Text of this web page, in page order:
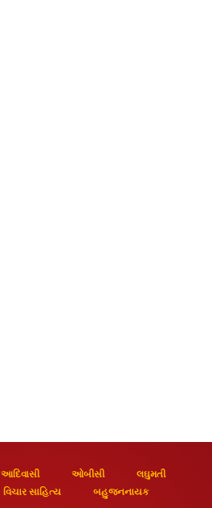
આદિવાસી ઓબીસી
લઘુમતી
વિચાર સાહિત્ય બહુજનનાયક